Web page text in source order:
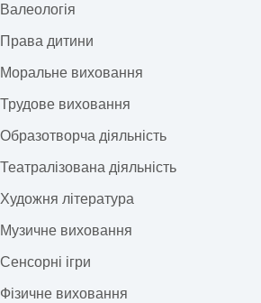
Валеологія
Права дитини
Моральне виховання
Трудове виховання
Образотворча діяльність
Театралізована діяльність
Художня література
Музичне виховання
Сенсорні ігри
Фізичне виховання